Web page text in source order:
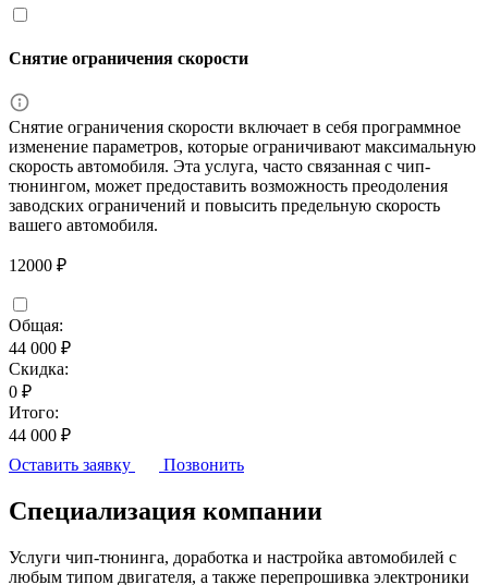
Снятие ограничения скорости
Снятие ограничения скорости включает в себя программное
изменение параметров, которые ограничивают максимальную
скорость автомобиля. Эта услуга, часто связанная с чип-
тюнингом, может предоставить возможность преодоления
заводских ограничений и повысить предельную скорость
вашего автомобиля.
12000 ₽
Общая:
44 000 ₽
Скидка:
0 ₽
Итого:
44 000 ₽
Оставить заявку
Позвонить
Специализация компании
Услуги чип-тюнинга, доработка и настройка автомобилей с
любым типом двигателя, а также перепрошивка электроники